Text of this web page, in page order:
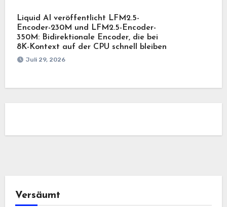
Liquid AI veröffentlicht LFM2.5-
Encoder-230M und LFM2.5-Encoder-
350M: Bidirektionale Encoder, die bei
8K-Kontext auf der CPU schnell bleiben
Juli 29, 2026
Versäumt